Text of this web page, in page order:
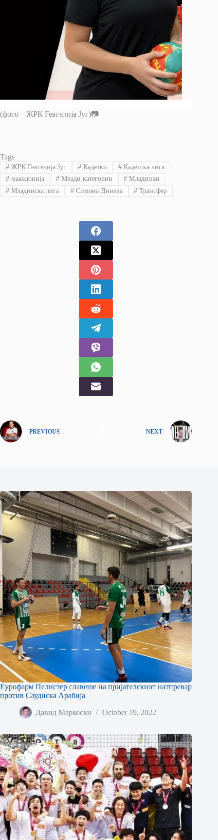
(фото – ЖРК Гевгелија Југ)📷
Tags
#ЖРК Гевгелија Југ #Кадетки # Кадетска лига
#македонија #Млади категории # Младинки
#Младинска лига #Симона Динева # Трансфер
PREVIOUS NEXT
Еурофарм Пелистер славеше на пријателскиот натпревар
против Саудиска Арабија
Давид Маркоски October 19, 2022